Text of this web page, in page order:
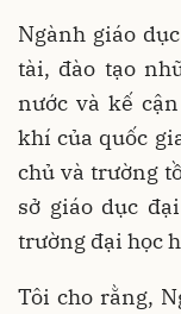
Ngành giáo
tài, đào tạo
nước và kế
khí của quốc
chủ và trường
sở giáo dục
trường đại học
Tôi cho rằng,